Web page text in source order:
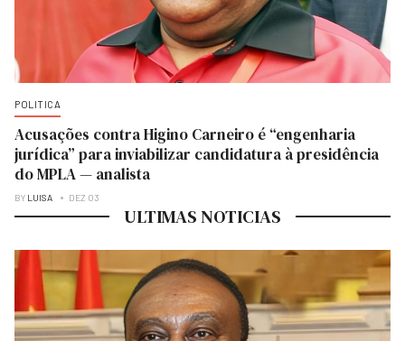
POLITICA
Acusações contra Higino Carneiro é “engenharia
jurídica” para inviabilizar candidatura à presidência
do MPLA — analista
BY LUISA DEZ 03
ULTIMAS NOTICIAS